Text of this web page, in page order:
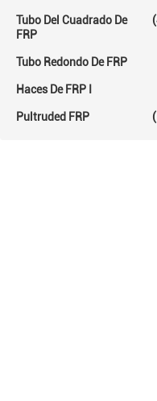
Tubo Del Cuadrado De
FRP
Tubo Redondo De FRP
Haces De FRP I
Pultruded FRP